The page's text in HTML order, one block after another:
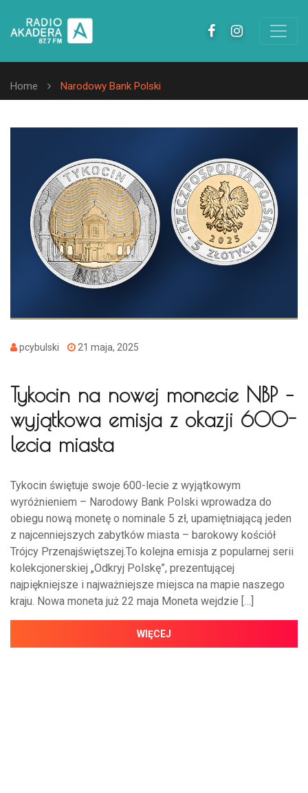
Home Narodowy Bank Polski
pcybulski 21 maja, 2025
Tykocin na nowej monecie NBP –
wyjątkowa emisja z okazji 600-
lecia miasta
Tykocin świętuje swoje 600-lecie z wyjątkowym
wyróżnieniem – Narodowy Bank Polski wprowadza do
obiegu nową monetę o nominale 5 zł, upamiętniającą jeden
z najcenniejszych zabytków miasta – barokowy kościół
Trójcy Przenajświętszej.To kolejna emisja z popularnej serii
kolekcjonerskiej „Odkryj Polskę”, prezentującej
najpiękniejsze i najważniejsze miejsca na mapie naszego
kraju. Nowa moneta już 22 maja Moneta wejdzie […]
WIĘCEJ